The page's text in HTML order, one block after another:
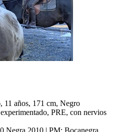
11 años, 171 cm, Negro
PRE, con nervios
Negra 2010 | PM: Bocanegra